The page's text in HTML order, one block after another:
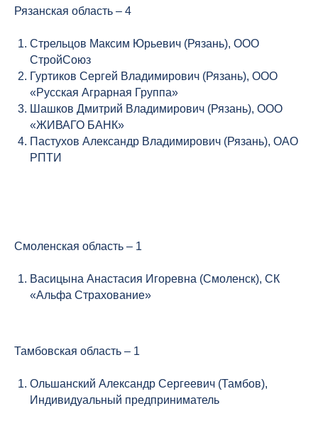
Рязанская область – 4
Стрельцов Максим Юрьевич (Рязань), ООО
СтройСоюз
Гуртиков Сергей Владимирович (Рязань), ООО
«Русская Аграрная Группа»
Шашков Дмитрий Владимирович (Рязань), ООО
«ЖИВАГО БАНК»
Пастухов Александр Владимирович (Рязань), ОАО
РПТИ
Смоленская область – 1
Васицына Анастасия Игоревна (Смоленск), СК
«Альфа Страхование»
Тамбовская область – 1
Ольшанский Александр Сергеевич (Тамбов),
Индивидуальный предприниматель